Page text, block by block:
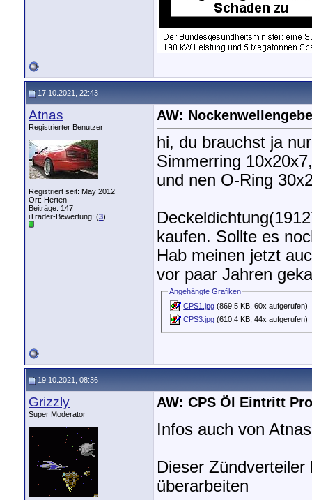
17.10.2021, 22:43
Atnas
Registrierter Benutzer
Registriert seit: May 2012
Ort: Herten
Beiträge: 147
iTrader-Bewertung: (3)
AW:
hi, du brauchst ja
Simmerring
und nen O-Ring
kaufen. Sollte es
Hab meinen jetzt
vor paar Jahren
Angehängte Grafiken
CPS1.jpg (869,5 KB, 60x aufgerufen)
CPS3.jpg (610,4 KB, 44x aufgerufen)
19.10.2021, 08:36
Grizzly
Super Moderator
AW: CPS Öl Eintritt
Infos auch von
Dieser
überarbeiten